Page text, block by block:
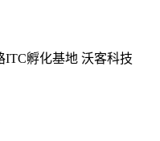
孵化基地 沃客科技